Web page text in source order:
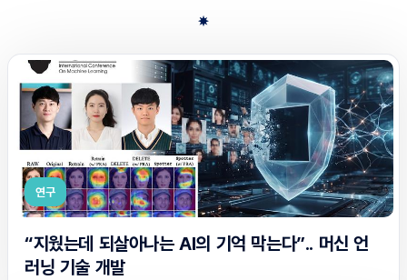
연구
“지웠는데 되살아나는 AI의 기억 막는다”.. 머신 언
러닝 기술 개발